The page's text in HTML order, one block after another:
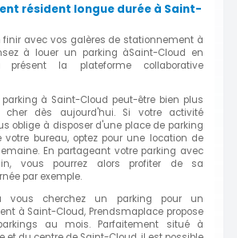
résident longue durée à Saint-
finir avec vos galères de stationnement à
à louer un parking àSaint-Cloud en
la plateforme collaborative
parking à Saint-Cloud peut-être bien plus
dès aujourd'hui. Si votre activité
oblige à disposer d'une place de parking
votre bureau, optez pour une location de
En partageant votre parking avec
vous pourrez alors profiter de sa
par exemple.
cherchez un parking pour un
à Saint-Cloud, Prendsmaplace propose
au mois. Parfaitement situé à